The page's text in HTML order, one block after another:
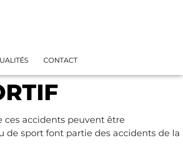
CONTACT
ces accidents peuvent être
de sport font partie des accidents de la